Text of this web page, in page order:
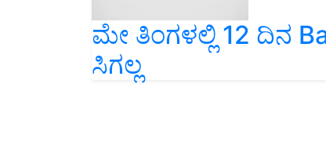
ಮೇ ತಿಂಗಳಲ್ಲಿ 12 ದಿನ
ಸಿಗಲ್ಲ